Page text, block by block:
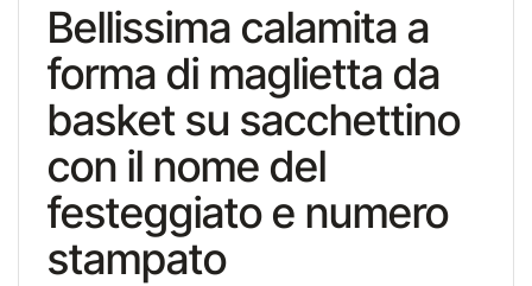
Bellissima calamita a
forma di maglietta da
basket su sacchettino
con il nome del
festeggiato e numero
stampato